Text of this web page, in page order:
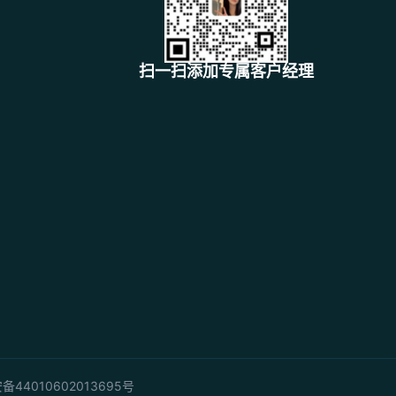
扫一扫添加专属客户经理
备44010602013695号